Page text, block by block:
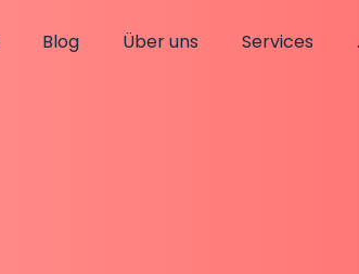
Blog Über uns Services